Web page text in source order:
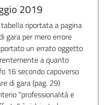
2019
riportata a pagina
gara per mero errore
un errato oggetto
a quanto
16 secondo capoverso
di gara (pag. 29)
"professionalità e